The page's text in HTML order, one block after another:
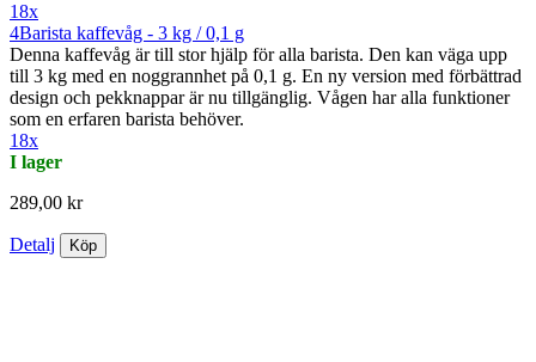
18x
4Barista kaffevåg - 3 kg / 0,1 g
Denna kaffevåg är till stor hjälp för alla barista. Den kan väga upp
till 3 kg med en noggrannhet på 0,1 g. En ny version med förbättrad
design och pekknappar är nu tillgänglig. Vågen har alla funktioner
som en erfaren barista behöver.
18x
I lager
289,00 kr
Detalj Köp